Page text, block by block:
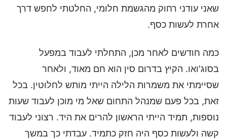
שאני עודני רחוק מהגשמת חלומי, החלטתי לחפש דרך
אחרת לעשות כסף.
כמה חודשים לאחר מכן, התחלתי לעבוד במפעל
בסוג'ואו. הקיץ בדרום סין הוא חם מאוד, ולאחר
שסיימתי את משמרות הלילה הייתי מותש לחלוטין. בכל
זאת, בכל פעם שמנהל התחום שאל מי מוכן לעבוד שעות
נוספות, תמיד הייתי הראשון להרים את היד. רצוני לעבוד
קשה ולעשות כסף היה חזק כתמיד. עבדתי כך במשך